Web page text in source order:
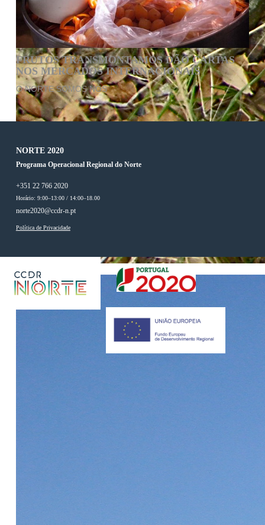
Caminho Santiago
FRUTOS TRANSMONTAMOS DÃO CARTAS
NOS MERCADOS INTERNACIONAIS
O NORTE SOMOS NÓS
NORTE 2020
Programa Operacional Regional do Norte
+351 22 766 2020
Horário: 9:00–13:00 / 14:00–18.00
norte2020@ccdr-n.pt
Política de Privacidade